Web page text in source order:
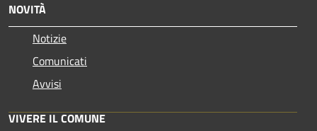
NOVITÀ
Notizie
Comunicati
Avvisi
VIVERE IL COMUNE